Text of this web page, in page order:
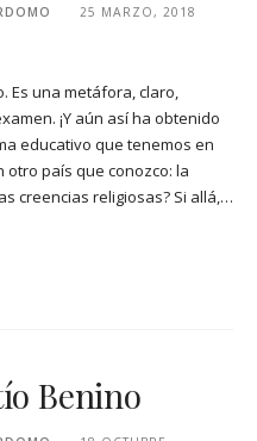
25 MARZO, 2018
Es una metáfora, claro,
¡Y aún así ha obtenido
educativo que tenemos en
otro país que conozco: la
creencias religiosas? Si allá,…
Benino